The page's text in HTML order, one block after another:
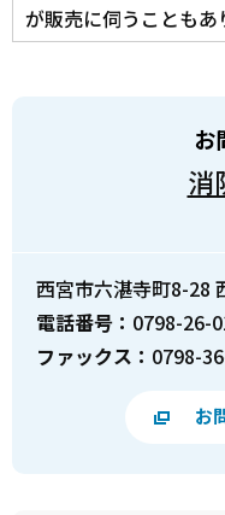
が販売に伺うこともあ
お
消
西宮市六湛寺町8-28
電話番号： 0798-26-
ファックス： 0798-
お